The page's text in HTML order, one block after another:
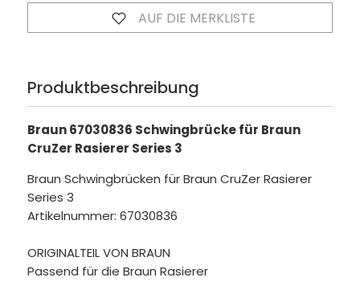
AUF DIE MERKLISTE
Produktbeschreibung
Braun 67030836 Schwingbrücke für Braun
CruZer Rasierer Series 3
Braun Schwingbrücken für Braun CruZer Rasierer
Series 3
Artikelnummer: 67030836
ORIGINALTEIL VON BRAUN
Passend für die Braun Rasierer